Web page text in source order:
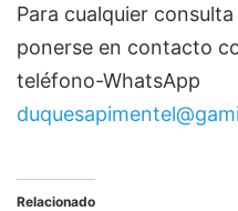
Para cualquier
ponerse en contacto
teléfono-WhatsApp
Relacionado